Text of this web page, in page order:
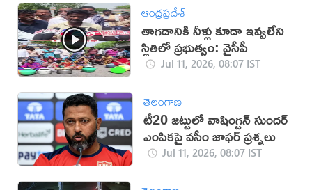
ఆంధ్రప్రదేశ్
తాగడానికి నీళ్లు కూడా ఇవ్వలేని
స్థితిలో ప్రభుత్వం: వైసీపీ
Jul 11, 2026, 08:07 IST
తెలంగాణ
టీ20 జట్టులో వాషింగ్టన్ సుందర్
ఎంపికపై వసీం జాఫర్ ప్రశ్నలు
Jul 11, 2026, 08:07 IST